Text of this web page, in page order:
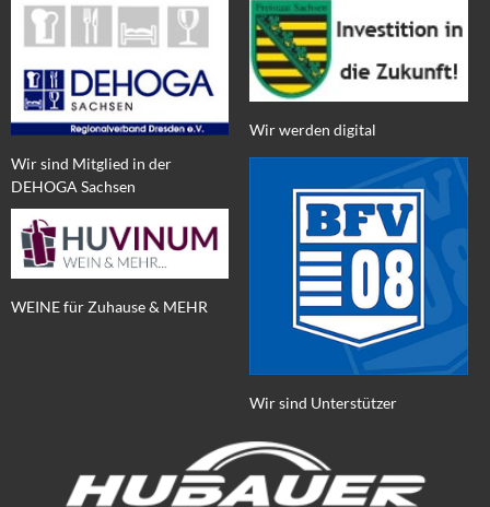
Wir sind Mitglied in der
DEHOGA Sachsen
WEINE für Zuhause & MEHR
Wir werden digital
Wir sind Unterstützer